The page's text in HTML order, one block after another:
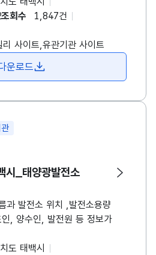
조회수
1,847건
리 사이트,유관기관 사이트
운로드
시
_태양광발전소
과 발전소 위치 ,발전소용량
, 양수인, 발전원 등 정보가
도 태백시